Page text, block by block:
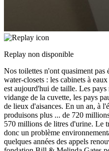
Replay non disponible
Nos toilettes n'ont quasiment pas
water-closets : les cabinets à
est aujourd'hui de taille. Les
vidange de la cuvette, les pays
de lieux d'aisances. En un an, à
produisons plus ... de 720
570 millions de litres d'urine. Le
donc un problème
quelques années des appels